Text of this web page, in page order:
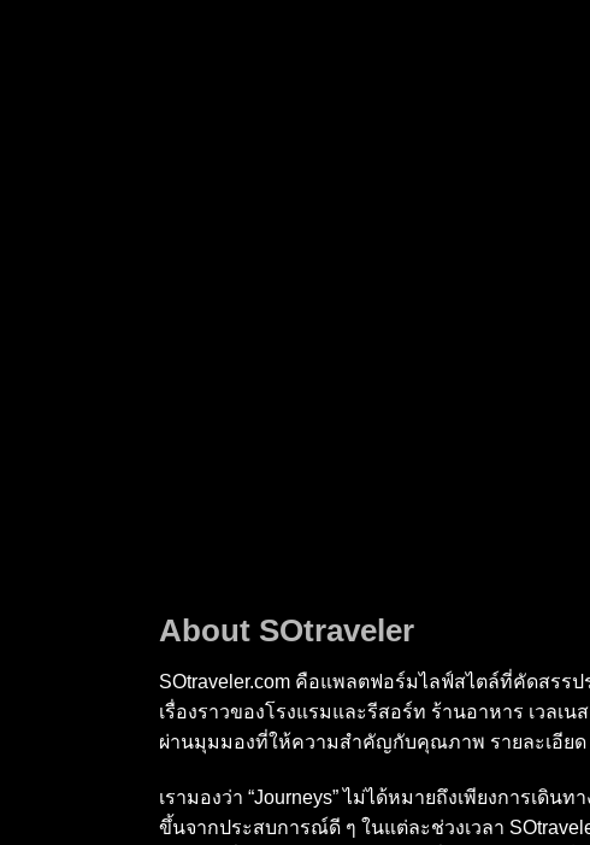
About SOtraveler
SOtraveler.com คือแพลตฟอร์มไลฟ์สไตล์ที่คัดสรร
เรื่องราวของโรงแรมและรีสอร์ท ร้านอาหาร เวลเ
ผ่านมุมมองที่ให้ความสำคัญกับคุณภาพ รายละเอีย
เรามองว่า “Journeys” ไม่ได้หมายถึงเพียงการเดิน
ขึ้นจากประสบการณ์ดี ๆ ในแต่ละช่วงเวลา